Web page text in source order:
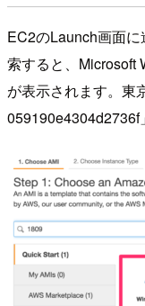
EC2のLaunch画面
索すると、Microsoft
が表示されます。東
059190e4304d2736f